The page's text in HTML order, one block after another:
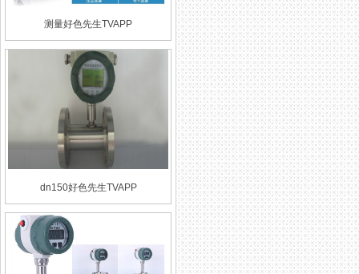
测量好色先生TVAPP
dn150好色先生TVAPP